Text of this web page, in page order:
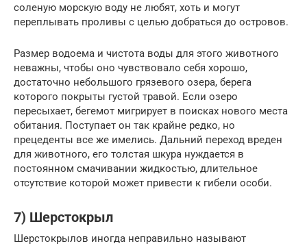
соленую морскую воду не любят, хоть и могут
переплывать проливы с целью добраться до островов.
Размер водоема и чистота воды для этого животного
неважны, чтобы оно чувствовало себя хорошо,
достаточно небольшого грязевого озера, берега
которого покрыты густой травой. Если озеро
пересыхает, бегемот мигрирует в поисках нового места
обитания. Поступает он так крайне редко, но
прецеденты все же имелись. Дальний переход вреден
для животного, его толстая шкура нуждается в
постоянном смачивании жидкостью, длительное
отсутствие которой может привести к гибели особи.
7) Шерстокрыл
Шерстокрылов иногда неправильно называют